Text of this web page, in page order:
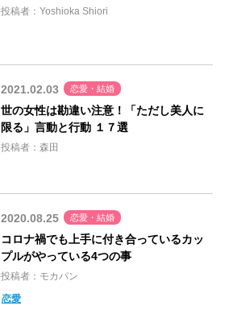
投稿者：Yoshioka Shiori
2021.02.03 恋愛・結婚
世の女性は勘違い注意！「ただし美人に
限る」言動と行動 １７選
投稿者：森田
2020.08.25 恋愛・結婚
コロナ禍でも上手に付き合っているカッ
プルがやっている4つの事
投稿者：モカパン
恋愛